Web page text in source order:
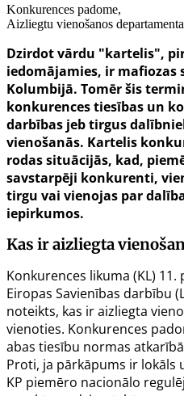
Konkurences padome,
Aizliegtu vienošanos
Dzirdot vārdu "kartelis",
iedomājamies, ir
Kolumbijā. Tomēr šis
konkurences tiesības un
darbības jeb tirgus
vienošanās. Kartelis
rodas situācijās, kad,
savstarpēji konkurenti,
tirgu vai vienojas par
iepirkumos.
Kas ir aizliegta
Konkurences likuma (KL) 11.
Eiropas Savienības darbību
noteikts, kas ir aizliegta
vienoties. Konkurences
abas tiesību normas
Proti, ja pārkāpums ir lokāls
KP piemēro nacionālo